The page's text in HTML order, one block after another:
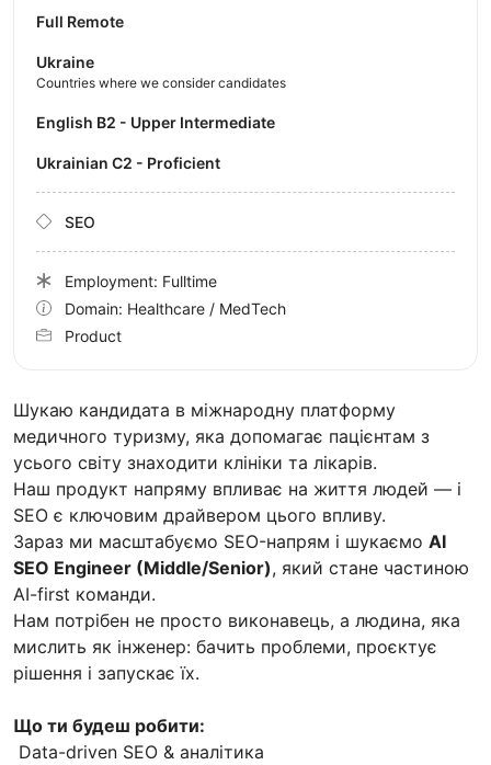
Шукаю кандидата в міжнародну платформу
медичного туризму, яка допомагає пацієнтам з
усього світу знаходити клініки та лікарів.
Наш продукт напряму впливає на життя людей — і
SEO є ключовим драйвером цього впливу.
Зараз ми масштабуємо SEO-напрям і шукаємо AI
SEO Engineer (Middle/Senior), який стане частиною
AI-first команди.
Нам потрібен не просто виконавець, а людина, яка
мислить як інженер: бачить проблеми, проєктує
рішення і запускає їх.
Що ти будеш робити:
Data-driven SEO & аналітика
Full Remote
Ukraine
Countries where we consider candidates
English B2 - Upper Intermediate
Ukrainian C2 - Proficient
SEO
Employment: Fulltime
Domain: Healthcare / MedTech
Product